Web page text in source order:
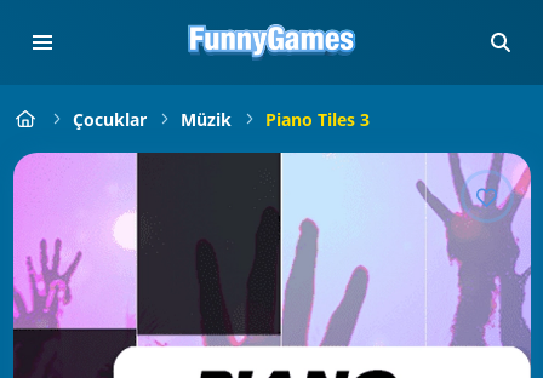
Çocuklar Müzik Piano Tiles 3